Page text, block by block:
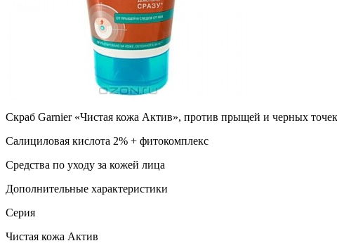
Скраб Garnier «Чистая кожа Актив», против прыщей и черных
Салициловая кислота 2% + фитокомплекс
Средства по уходу за кожей лица
Дополнительные характеристики
Серия
Чистая кожа Актив